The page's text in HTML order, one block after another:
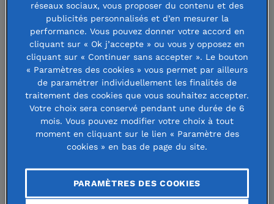
Nathanaël Raballand , président de
la Fondation Trisomie 21 et de
l'association Trisomie 21 Vendée,
milite pour le développement de
l'autoreprésentation.
de la sensibilité de
chacun. Je pense
néanmoins qu’il a évolué.
Globalement, les gens
sont plutôt bienveillants
mais dès que l’on touche
à des sujets plus précis
de la vie sociale, cela devient plus compliqué. Par exemple,
l’inclusion à l’école est loin d’être harmonieuse sur le
de sports refusant d’accueillir des personnes avec une
déficience intellectuelle. Sur le marché du travail, c’est
réseaux sociaux, vous proposer du contenu et des
publicités personnalisés et d’en mesurer la
performance. Vous pouvez donner votre accord en
cliquant sur « Ok j’accepte » ou vous y opposez en
cliquant sur « Continuer sans accepter ». Le bouton
« Paramètres des cookies » vous permet par ailleurs
de paramétrer individuellement les finalités de
traitement des cookies que vous souhaitez accepter.
Votre choix sera conservé pendant une durée de 6
mois. Vous pouvez modifier votre choix à tout
moment en cliquant sur le lien « Paramètre des
cookies » en bas de page du site.
PARAMÈTRES DES COOKIES